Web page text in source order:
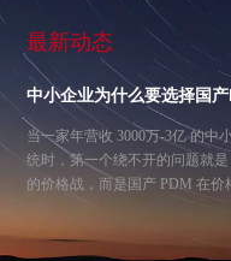
最新动态
中小企业为什么要选择国
当一家年营收 3000万-3亿 的中
统时，第一个绕不开的问题就
的价格战，而是国产 PDM 在